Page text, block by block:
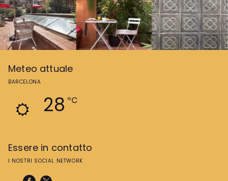
Meteo attuale
BARCELONA
28ºC
Essere in contatto
I NOSTRI SOCIAL NETWORK